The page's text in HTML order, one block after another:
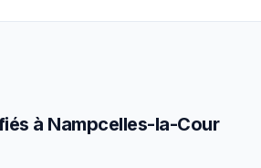
à Nampcelles-la-Cour